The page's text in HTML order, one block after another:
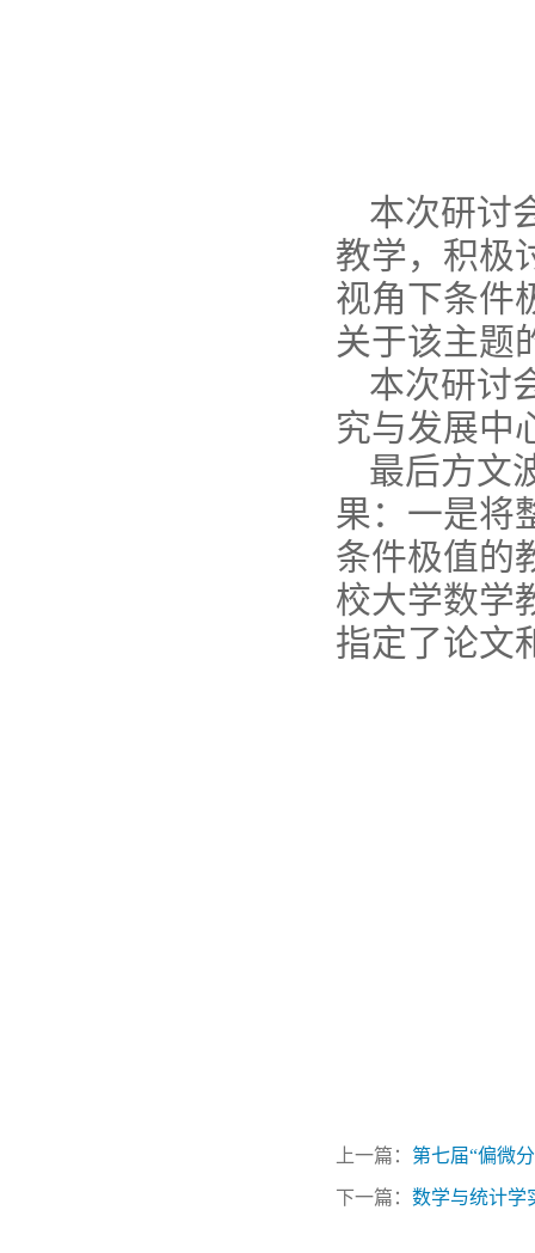
本次研讨
教学，积极
视角下条件
关于该主题
本次研讨
究与发展中
最后方文
果：一是将
条件极值的
校大学数学
指定了论文
上一篇： 第七届“偏微
下一篇： 数学与统计学